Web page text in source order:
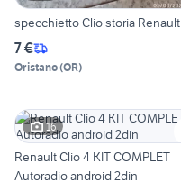
specchietto Clio storia Renault
7 €
Oristano(OR)
16
Renault Clio 4 KIT COMPLET
Autoradio android 2din